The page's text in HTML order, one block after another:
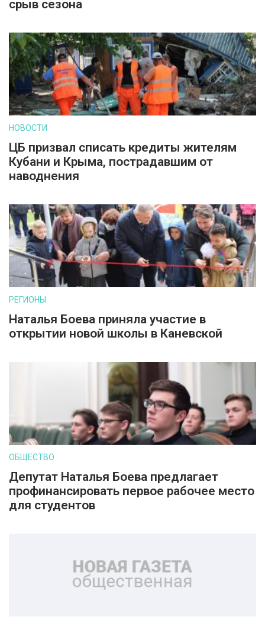
срыв сезона
НОВОСТИ
ЦБ призвал списать кредиты жителям
Кубани и Крыма, пострадавшим от
наводнения
РЕГИОНЫ
Наталья Боева приняла участие в
открытии новой школы в Каневской
ОБЩЕСТВО
Депутат Наталья Боева предлагает
профинансировать первое рабочее место
для студентов